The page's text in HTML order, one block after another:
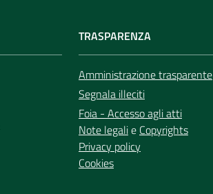
TRASPARENZA
Amministrazione trasparente
Segnala illeciti
Foia - Accesso agli atti
Note legalie Copyrights
Privacy policy
Cookies